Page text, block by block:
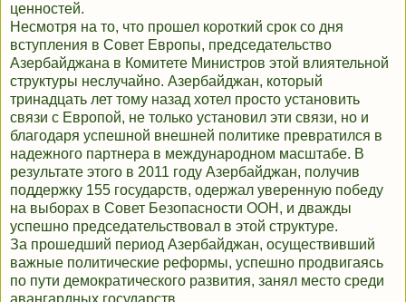
ценностей.
Несмотря на то, что прошел короткий срок со дня
вступления в Совет Европы, председательство
Азербайджана в Комитете Министров этой влиятельной
структуры неслучайно. Азербайджан, который
тринадцать лет тому назад хотел просто установить
связи с Европой, не только установил эти связи, но и
благодаря успешной внешней политике превратился в
надежного партнера в международном масштабе. В
результате этого в 2011 году Азербайджан, получив
поддержку 155 государств, одержал уверенную победу
на выборах в Совет Безопасности ООН, и дважды
успешно председательствовал в этой структуре.
За прошедший период Азербайджан, осуществивший
важные политические реформы, успешно продвигаясь
по пути демократического развития, занял место среди